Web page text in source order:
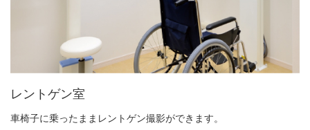
レントゲン室
車椅子に乗ったままレントゲン撮影ができます。